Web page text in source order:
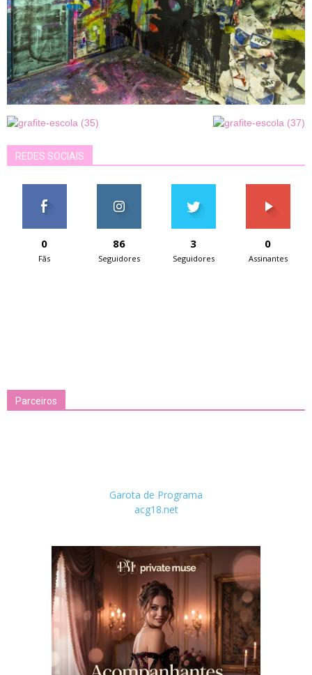
REDES SOCIAIS
0
Fãs
86
Seguidores
3
Seguidores
0
Assinantes
Parceiros
Garota de Programa
acg18.net